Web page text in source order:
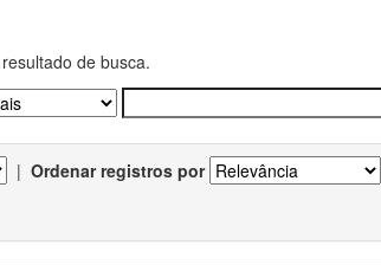
de busca.
| Ordenar registros por